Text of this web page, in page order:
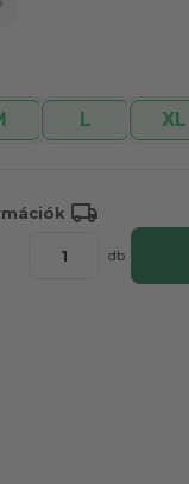
L XL
local_shipping
db